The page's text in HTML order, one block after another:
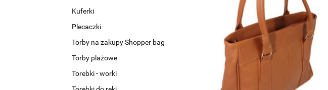
Kuferki
Plecaczki
Torby na zakupy Shopper bag
Torby plażowe
Torebki - worki